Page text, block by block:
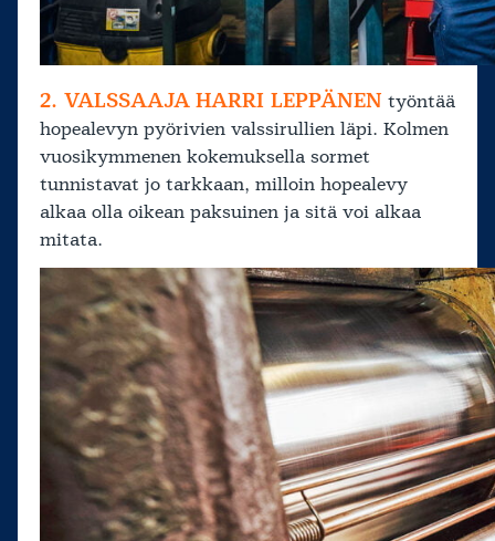
2. VALSSAAJA HARRI LEPPÄNEN työntää
hopealevyn pyörivien valssirullien läpi. Kolmen
vuosikymmenen kokemuksella sormet
tunnistavat jo tarkkaan, milloin hopealevy
alkaa olla oikean paksuinen ja sitä voi alkaa
mitata.